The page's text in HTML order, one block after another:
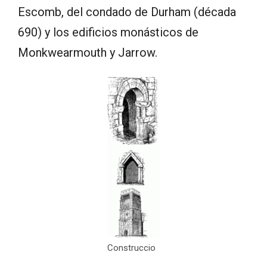
Escomb, del condado de Durham (década
690) y los edificios monásticos de
Monkwearmouth y Jarrow.
Construccio